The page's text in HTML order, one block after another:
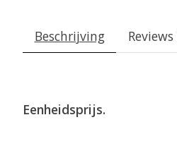
Beschrijving Reviews
Eenheidsprijs.